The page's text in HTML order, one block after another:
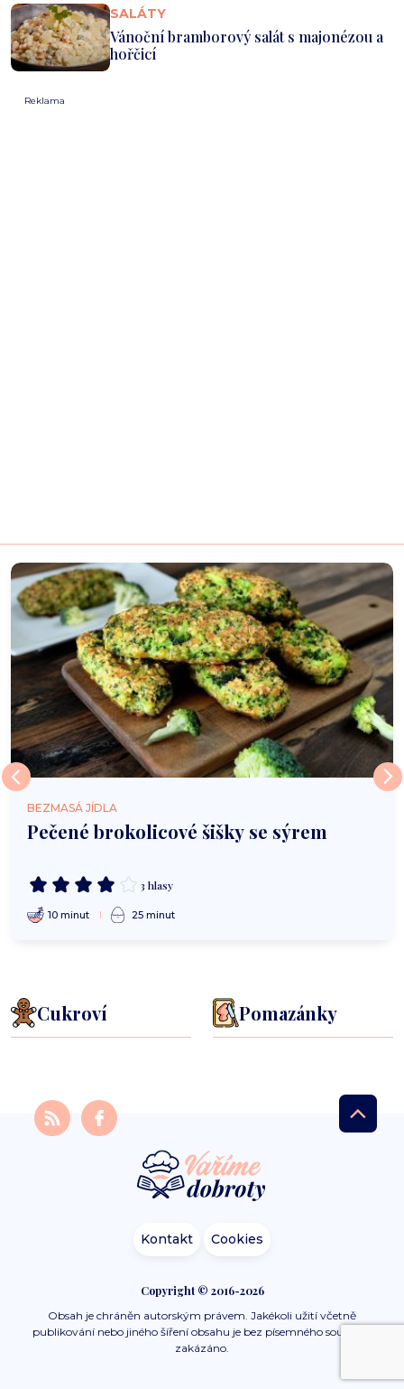
SALÁTY
Vánoční bramborový salát s majonézou a
hořčicí
Reklama
BEZMASÁ JÍDLA
Pečené brokolicové šišky se sýrem
3 hlasy
10 minut 25 minut
Cukroví Pomazánky
Kontakt Cookies
Copyright © 2016-2026
Obsah je chráněn autorským právem. Jakékoli užití včetně
publikování nebo jiného šíření obsahu je bez písemného souhlasu
zakázáno.